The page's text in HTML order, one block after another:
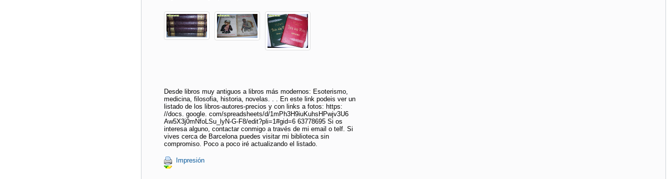
Desde libros muy antiguos a libros más modernos: Esoterismo,
medicina, filosofia, historia, novelas. . . En este link podeis ver un
listado de los libros-autores-precios y con links a fotos: https:
//docs. google. com/spreadsheets/d/1mPh3H9iuKuhsHPwjv3U6
Aw5X3j0mNfoLSu_lyN-G-F8/edit?pli=1#gid=6 63778695 Si os
interesa alguno, contactar conmigo a través de mi email o telf. Si
vives cerca de Barcelona puedes visitar mi biblioteca sin
compromiso. Poco a poco iré actualizando el listado.
Impresión